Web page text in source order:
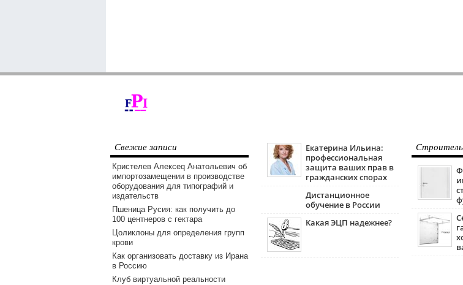
Свежие записи
Кристелев Алексеq Анатольевич об
импортозамещении в производстве
оборудования для типографий и
издательств
Пшеница Русия: как получить до
100 центнеров с гектара
Цоликлоны для определения групп
крови
Как организовать доставку из Ирана
в Россию
Клуб виртуальной реальности
Екатерина Ильина:
профессиональная
защита ваших прав в
гражданских спорах
Дистанционное
обучение в России
Какая ЭЦП надежнее?